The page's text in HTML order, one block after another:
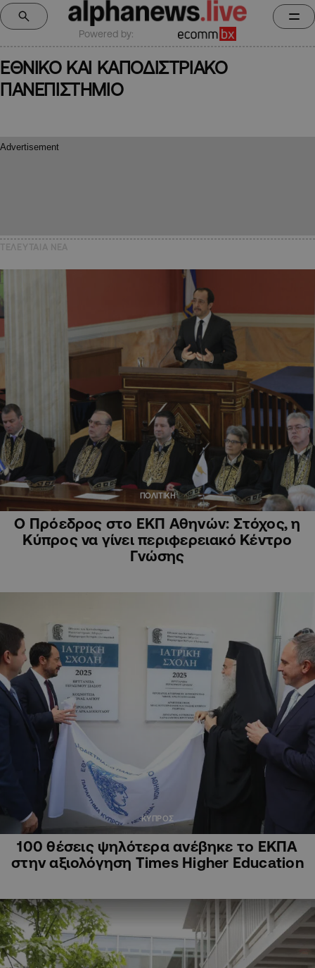
Powered by:
ΕΘΝΙΚΟ ΚΑΙ ΚΑΠΟΔΙΣΤΡΙΑΚΟ
ΠΑΝΕΠΙΣΤΗΜΙΟ
ΠΟΛΙΤΙΚΗ
Ο Πρόεδρος στο ΕΚΠ Αθηνών: Στόχος, η
Κύπρος να γίνει περιφερειακό Κέντρο
Γνώσης
ΚΥΠΡΟΣ
100 θέσεις ψηλότερα ανέβηκε το ΕΚΠΑ
στην αξιολόγηση Times Higher Education